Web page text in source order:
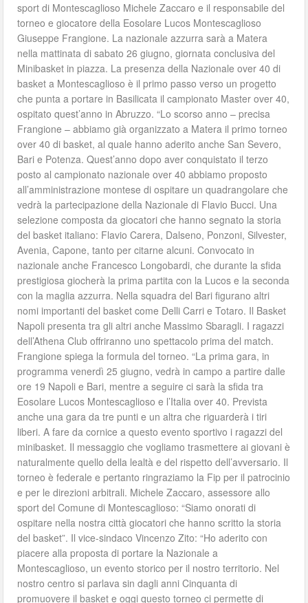
sport di Montescaglioso Michele Zaccaro e il responsabile del
torneo e giocatore della Eosolare Lucos Montescaglioso
Giuseppe Frangione. La nazionale azzurra sarà a Matera
nella mattinata di sabato 26 giugno, giornata conclusiva del
Minibasket in piazza. La presenza della Nazionale over 40 di
basket a Montescaglioso è il primo passo verso un progetto
che punta a portare in Basilicata il campionato Master over 40,
ospitato quest’anno in Abruzzo. “Lo scorso anno – precisa
Frangione – abbiamo già organizzato a Matera il primo torneo
over 40 di basket, al quale hanno aderito anche San Severo,
Bari e Potenza. Quest’anno dopo aver conquistato il terzo
posto al campionato nazionale over 40 abbiamo proposto
all’amministrazione montese di ospitare un quadrangolare che
vedrà la partecipazione della Nazionale di Flavio Bucci. Una
selezione composta da giocatori che hanno segnato la storia
del basket italiano: Flavio Carera, Dalseno, Ponzoni, Silvester,
Avenia, Capone, tanto per citarne alcuni. Convocato in
nazionale anche Francesco Longobardi, che durante la sfida
prestigiosa giocherà la prima partita con la Lucos e la seconda
con la maglia azzurra. Nella squadra del Bari figurano altri
nomi importanti del basket come Delli Carri e Totaro. Il Basket
Napoli presenta tra gli altri anche Massimo Sbaragli. I ragazzi
dell’Athena Club offriranno uno spettacolo prima del match.
Frangione spiega la formula del torneo. “La prima gara, in
programma venerdì 25 giugno, vedrà in campo a partire dalle
ore 19 Napoli e Bari, mentre a seguire ci sarà la sfida tra
Eosolare Lucos Montescaglioso e l’Italia over 40. Prevista
anche una gara da tre punti e un altra che riguarderà i tiri
liberi. A fare da cornice a questo evento sportivo i ragazzi del
minibasket. Il messaggio che vogliamo trasmettere ai giovani è
naturalmente quello della lealtà e del rispetto dell’avversario. Il
torneo è federale e pertanto ringraziamo la Fip per il patrocinio
e per le direzioni arbitrali. Michele Zaccaro, assessore allo
sport del Comune di Montescaglioso: “Siamo onorati di
ospitare nella nostra città giocatori che hanno scritto la storia
del basket”. Il vice-sindaco Vincenzo Zito: “Ho aderito con
piacere alla proposta di portare la Nazionale a
Montescaglioso, un evento storico per il nostro territorio. Nel
nostro centro si parlava sin dagli anni Cinquanta di
promuovere il basket e oggi questo torneo ci permette di